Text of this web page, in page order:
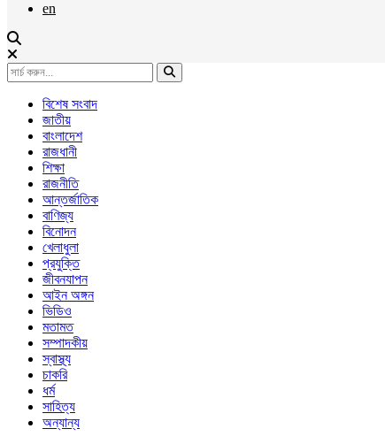
en
বিশেষ সংবাদ
জাতীয়
বাংলাদেশ
রাজধানী
শিক্ষা
রাজনীতি
আন্তর্জাতিক
বাণিজ্য
বিনোদন
খেলাধুলা
প্রযুক্তি
জীবনযাপন
আইন অঙ্গন
ভিডিও
মতামত
সম্পাদকীয়
স্বাস্থ্য
চাকরি
ধর্ম
সাহিত্য
অন্যান্য